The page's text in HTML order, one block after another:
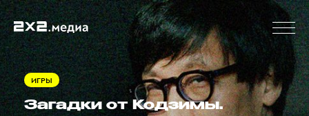
ИГРЫ
Загадки от Кодзимы.